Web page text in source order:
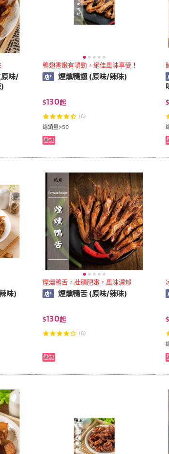
味/
鴨翅香嫩有嚼勁，絕佳風味享受！
煙燻鴨翅 (原味/辣味)
$130起
(6)
總銷量>50
登記
味)
煙燻鴨舌，壯碩肥嫩，風味濃郁
煙燻鴨舌 (原味/辣味)
$130起
(6)
登記